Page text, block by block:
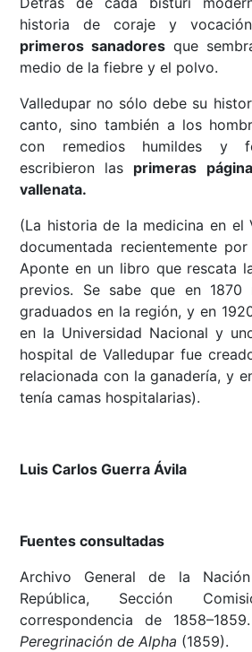
historia de coraje y
primeros sanadores que
medio de la fiebre y el polvo.
Valledupar no sólo debe su
canto, sino también a los
con remedios humildes y
escribieron las primeras
vallenata.
(La historia de la medicina en el
documentada recientemente
Aponte en un libro que rescata
previos. Se sabe que en 1870
graduados en la región, y en
en la Universidad Nacional y
hospital de Valledupar fue
relacionada con la ganadería, y
tenía camas hospitalarias).
Luis Carlos Guerra Ávila
Fuentes consultadas
Archivo General de la
República, Sección
correspondencia de 1858–1859.
Peregrinación de Alpha (1859).